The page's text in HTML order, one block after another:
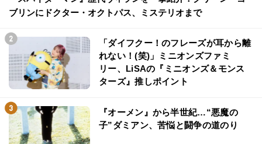
ブリンにドクター・オクトパス、ミステリオまで
「ダイフクー！のフレーズが耳から離
れない！(笑)」ミニオンズファミ
リー、LiSAの『ミニオンズ＆モンス
ターズ』推しポイント
『オーメン』から半世紀…“悪魔の
子”ダミアン、苦悩と闘争の道のり